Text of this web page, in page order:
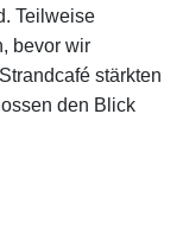
Teilweise
bevor wir
stärkten
den Blick